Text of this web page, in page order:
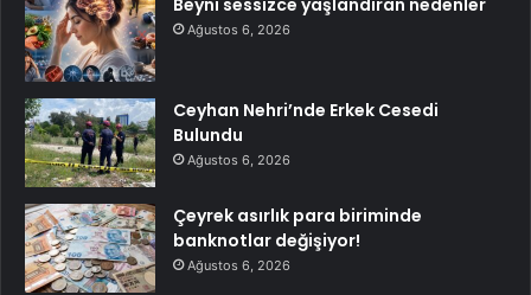
Beyni sessizce yaşlandıran nedenler
Ağustos 6, 2026
Ceyhan Nehri’nde Erkek Cesedi
Bulundu
Ağustos 6, 2026
Çeyrek asırlık para biriminde
banknotlar değişiyor!
Ağustos 6, 2026